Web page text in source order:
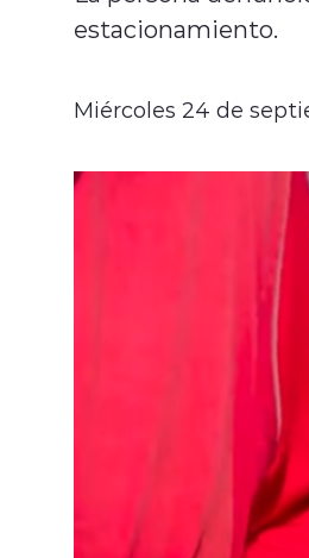
estacionamiento.
Miércoles 24 de